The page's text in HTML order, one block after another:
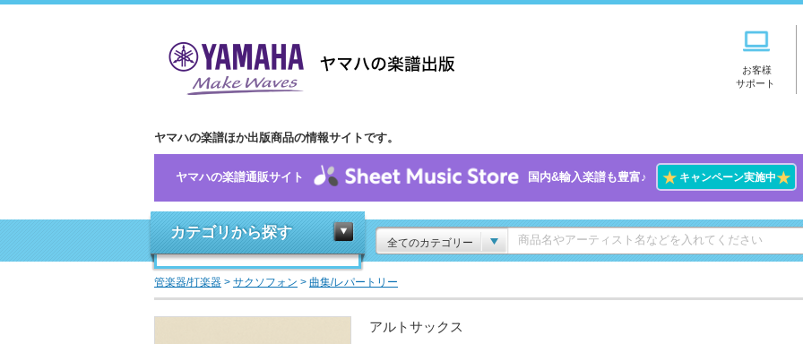
お客様
サポート
ヤマハの楽譜ほか出版商品の情報サイトです。
ヤマハの楽譜通販サイト 国内&輸入楽譜も豊富♪ ★キャンペーン実施中★
カテゴリから探す
全てのカテゴリー
管楽器/打楽器 > サクソフォン > 曲集/レパートリー
アルトサックス